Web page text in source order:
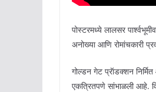
पोस्टरमध्ये लालसर
अनोख्या आणि रोमांचकारी
गोल्डन गेट प्रॅाडक्शन
एकत्रितपणे सांभाळली आहे.